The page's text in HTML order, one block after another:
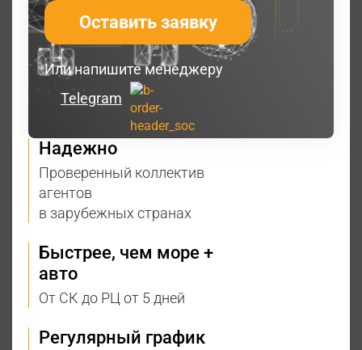
Оставить заявку
Или напишите менеджеру
Telegram
Надежно
Проверенный коллектив
агентов
в зарубежных странах
Быстрее, чем море +
авто
От СК до РЦ от 5 дней
Регулярный график